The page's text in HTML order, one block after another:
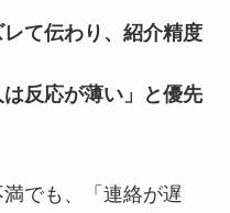
て伝わり、紹介精度
反応が薄い」と優先
でも、「連絡が遅